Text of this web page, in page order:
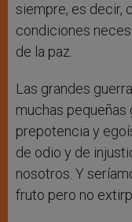
siempre, es decir,
condiciones
de la paz.
Las grandes
muchas pequeñas
prepotencia y
de odio y de
nosotros. Y
fruto pero no